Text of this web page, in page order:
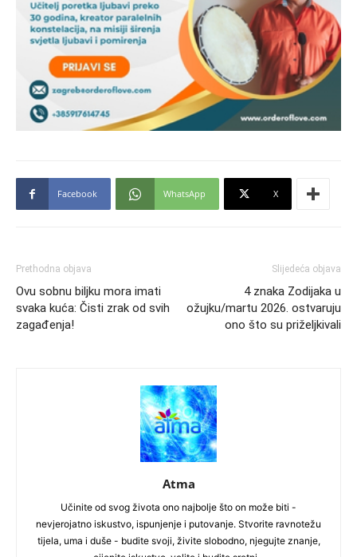
Facebook WhatsApp X
Prethodna objava
Ovu sobnu biljku mora imati
svaka kuća: Čisti zrak od svih
zagađenja!
Slijedeća objava
4 znaka Zodijaka u
ožujku/martu 2026. ostvaruju
ono što su priželjkivali
Atma
Učinite od svog života ono najbolje što on može biti -
nevjerojatno iskustvo, ispunjenje i putovanje. Stvorite ravnotežu
tijela, uma i duše - budite svoji, živite slobodno, njegujte znanje,